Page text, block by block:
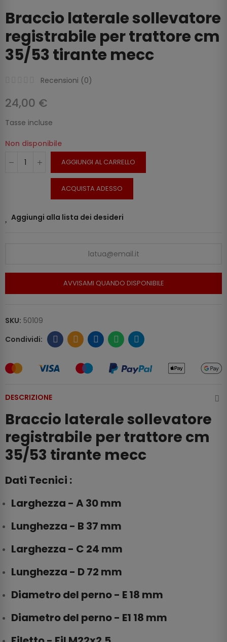
Braccio laterale sollevatore
registrabile per trattore cm
35/53 tirante mecc
Recensioni (0)
24,00 €
Tasse incluse
Non disponibile
AGGIUNGI AL CARRELLO
ACQUISTA ADESSO
Aggiungi alla lista dei desideri
AVVISAMI QUANDO DISPONIBILE
SKU: 50109
DESCRIZIONE
Braccio laterale sollevatore
registrabile per trattore cm
35/53 tirante mecc
Dati Tecnici :
Larghezza - A30mm
Lunghezza - B 37 mm
Larghezza - C 24 mm
Lunghezza - D72 mm
Diametro del perno - E18 mm
Diametro del perno - E1 18 mm